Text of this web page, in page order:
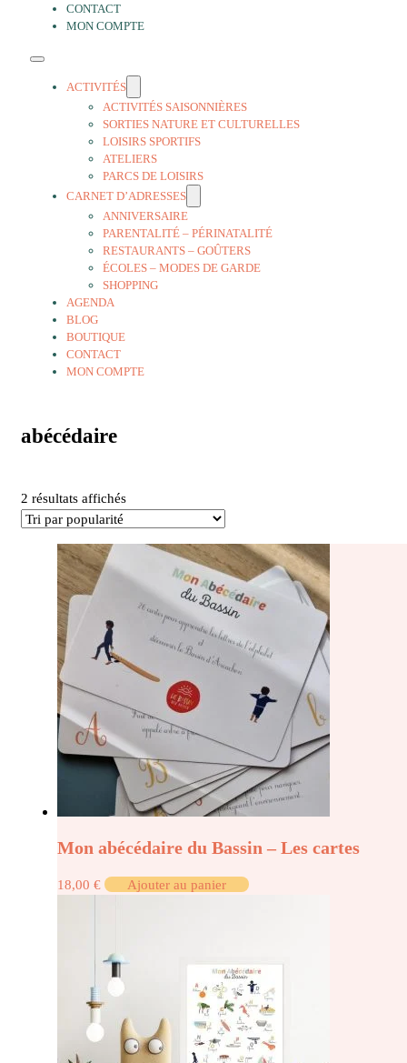
CONTACT
MON COMPTE
ACTIVITÉS
ACTIVITÉS SAISONNIÈRES
SORTIES NATURE ET CULTURELLES
LOISIRS SPORTIFS
ATELIERS
PARCS DE LOISIRS
CARNET D’ADRESSES
ANNIVERSAIRE
PARENTALITÉ – PÉRINATALITÉ
RESTAURANTS – GOÛTERS
ÉCOLES – MODES DE GARDE
SHOPPING
AGENDA
BLOG
BOUTIQUE
CONTACT
MON COMPTE
abécédaire
2 résultats affichésTrié
Mon abécédaire du Bassin – Les cartes
18,00 € Ajouter au panier